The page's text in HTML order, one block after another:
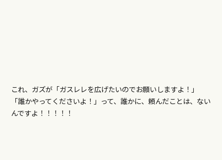
これ、ガズが「ガスレレを広げたいのでお願いしますよ！」
「誰かやってくださいよ！」って、誰かに、頼んだことは、ない
んですよ！！！！！